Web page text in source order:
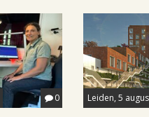
0 Leiden, 5